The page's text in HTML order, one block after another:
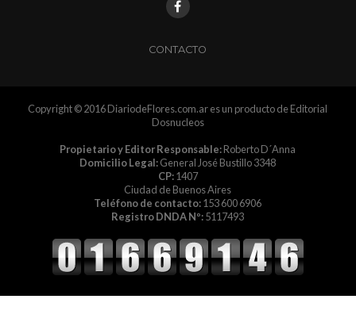
CONTACTO
Copyright © 2016 DiariodeFlores.com.ar es un producto de Editorial
Dosnucleos
Propietario y Editor Responsable:Roberto D´Anna
Domicilio Legal:General José Bustillo 3348
CP:1407
Ciudad de Buenos Aires
Teléfono de contacto:153 600 6906
Registro DNDA Nº:5117493